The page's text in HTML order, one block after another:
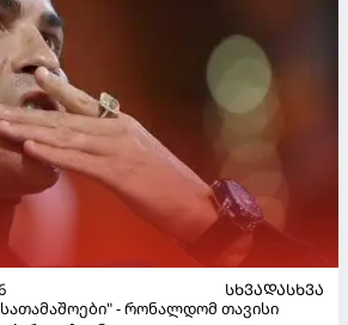
ᲡᲮᲕᲐᲓᲐᲡᲮᲕᲐ
სათამაშოები" - რონალდომ თავისი